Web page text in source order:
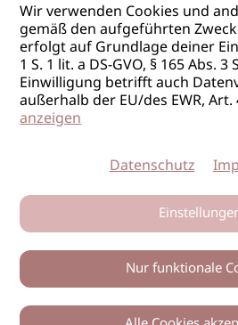
Wir verwenden Cookies und
gemäß den aufgeführten
erfolgt auf Grundlage deiner
1 S. 1 lit. a DS-GVO, § 165 Abs. 3
Einwilligung betrifft auch
außerhalb der EU/des EWR, Art.
anzeigen
Datenschutz
Nur funktionale